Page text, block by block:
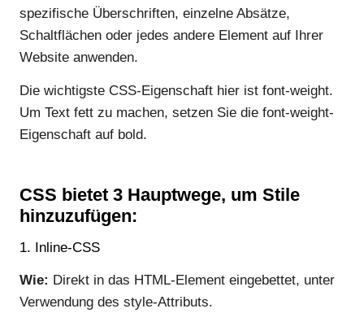
spezifische Überschriften, einzelne Absätze,
Schaltflächen oder jedes andere Element auf Ihrer
Website anwenden.
Die wichtigste CSS-Eigenschaft hier ist font-weight.
Um Text fett zu machen, setzen Sie die font-weight-
Eigenschaft auf bold.
CSS bietet 3 Hauptwege, um Stile
hinzuzufügen:
1. Inline-CSS
Wie: Direkt in das HTML-Element eingebettet, unter
Verwendung des style-Attributs.